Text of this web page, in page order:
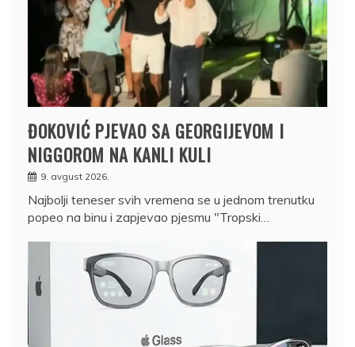
ĐOKOVIĆ PJEVAO SA GEORGIJEVOM I
NIGGOROM NA KANLI KULI
9. avgust 2026.
Najbolji teneser svih vremena se u jednom trenutku
popeo na binu i zapjevao pjesmu "Tropski…